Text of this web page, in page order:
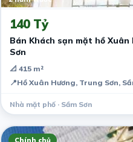
140 Tỷ
Bán Khách sạn mặt hồ
Sơn
📐 415 m²
📍Hồ Xuân Hương, Trung Sơn,
Nhà mặt phố · Sầm Sơn
Chính chủ